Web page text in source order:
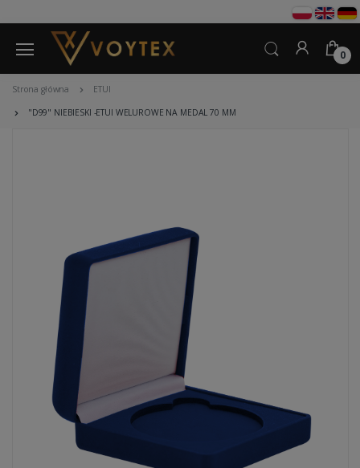
0
Strona główna ETUI
"D99" NIEBIESKI -ETUI WELUROWE NA MEDAL 70 MM